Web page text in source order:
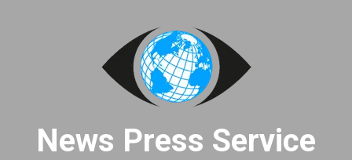
News Press Service